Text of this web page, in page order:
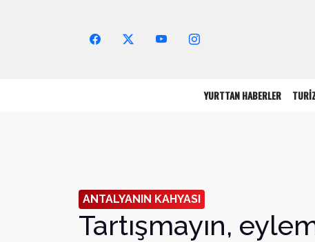
YURTTAN HABERLER
ANTALYANIN KAHYASI
Tartışmayın,
Arama Yap!